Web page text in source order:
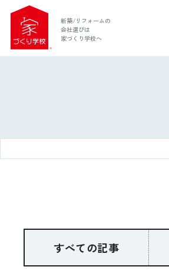
新築/リフォームの
会社選びは
家づくり学校へ
家づくり学校とは
すべての記事